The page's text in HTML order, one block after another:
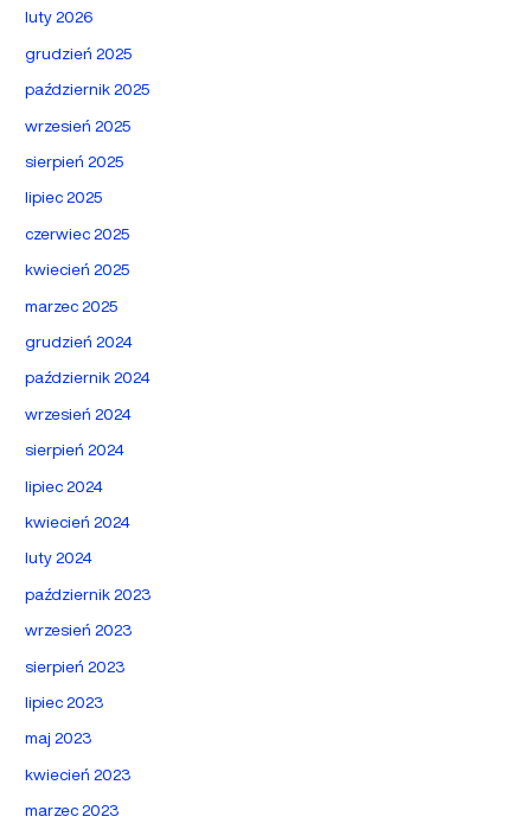
luty 2026
grudzień 2025
październik 2025
wrzesień 2025
sierpień 2025
lipiec 2025
czerwiec 2025
kwiecień 2025
marzec 2025
grudzień 2024
październik 2024
wrzesień 2024
sierpień 2024
lipiec 2024
kwiecień 2024
luty 2024
październik 2023
wrzesień 2023
sierpień 2023
lipiec 2023
maj 2023
kwiecień 2023
marzec 2023